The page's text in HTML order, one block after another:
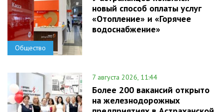
Общество
новый способ оплаты услуг
«Отопление» и «Горячее
водоснабжение»
7 августа 2026, 11:44
Более 200 вакансий открыто
на железнодорожных